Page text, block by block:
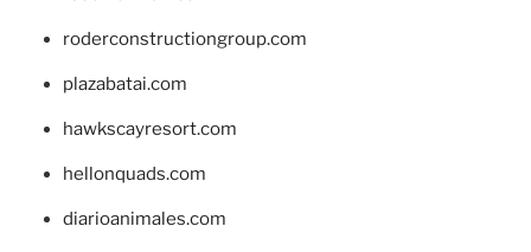
roderconstructiongroup.com
plazabatai.com
hawkscayresort.com
hellonquads.com
diarioanimales.com